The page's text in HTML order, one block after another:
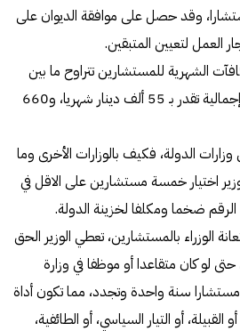
التعيين لنحو 39 مستشارا، وقد حصل على موافقة الديوان على
الشهرية للمستشارين تتراوح ما بين
1000 و1500 دينار بقيمة إجمالية تقدر بـ 55 ألف دينار شهريا، و660
الدولة، فكيف بالوزارات الأخرى وما
اختيار خمسة مستشارين على الاقل في
ضخما ومكلفا لخزينة الدولة.
الوزراء بالمستشارين، تعطي الوزير الحق
لو كان متقاعدا أو موظفا في وزارة
مستشارا سنة واحدة وتجدد، مما تكون أداة
أو التيار السياسي، أو الطائفية،